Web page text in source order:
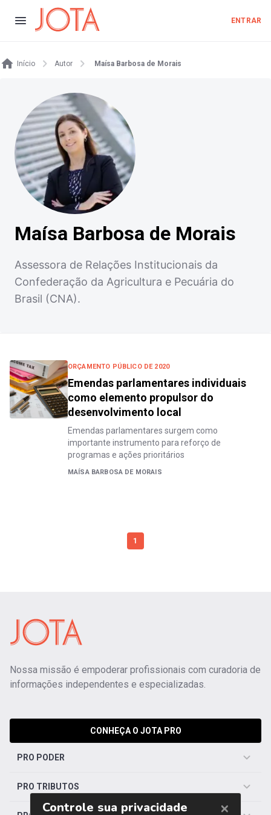
ENTRAR
Início Autor Maísa Barbosa de Morais
Maísa Barbosa de Morais
Assessora de Relações Institucionais da
Confederação da Agricultura e Pecuária do
Brasil (CNA).
ORÇAMENTO PÚBLICO DE 2020
Emendas parlamentares individuais
como elemento propulsor do
desenvolvimento local
Emendas parlamentares surgem como
importante instrumento para reforço de
programas e ações prioritários
MAÍSA BARBOSA DE MORAIS
1
Nossa missão é empoderar profissionais com curadoria de
informações independentes e especializadas.
CONHEÇA O JOTA PRO
PRO PODER
PRO TRIBUTOS